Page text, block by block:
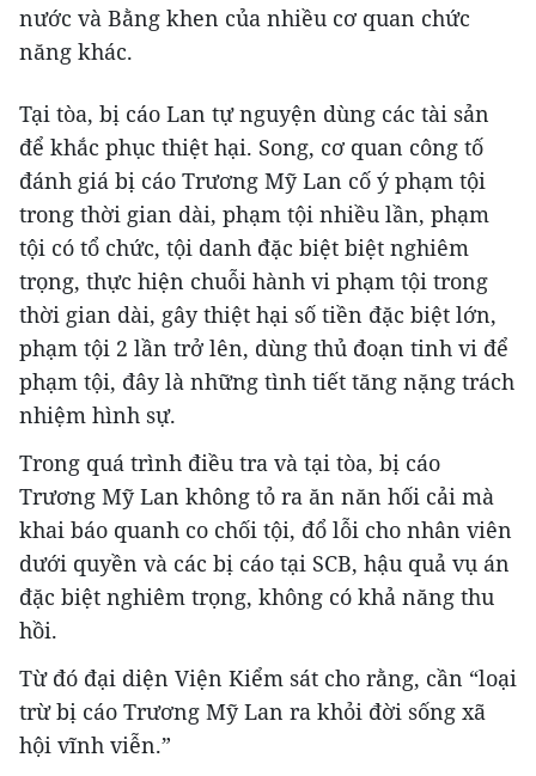
nước và Bằng khen của nhiều cơ quan chức
năng khác.
Tại tòa, bị cáo Lan tự nguyện dùng các tài sản
để khắc phục thiệt hại. Song, cơ quan công tố
đánh giá bị cáo Trương Mỹ Lan cố ý phạm tội
trong thời gian dài, phạm tội nhiều lần, phạm
tội có tổ chức, tội danh đặc biệt biệt nghiêm
trọng, thực hiện chuỗi hành vi phạm tội trong
thời gian dài, gây thiệt hại số tiền đặc biệt lớn,
phạm tội 2 lần trở lên, dùng thủ đoạn tinh vi để
phạm tội, đây là những tình tiết tăng nặng trách
nhiệm hình sự.
Trong quá trình điều tra và tại tòa, bị cáo
Trương Mỹ Lan không tỏ ra ăn năn hối cải mà
khai báo quanh co chối tội, đổ lỗi cho nhân viên
dưới quyền và các bị cáo tại SCB, hậu quả vụ án
đặc biệt nghiêm trọng, không có khả năng thu
hồi.
Từ đó đại diện Viện Kiểm sát cho rằng, cần “loại
trừ bị cáo Trương Mỹ Lan ra khỏi đời sống xã
hội vĩnh viễn.”